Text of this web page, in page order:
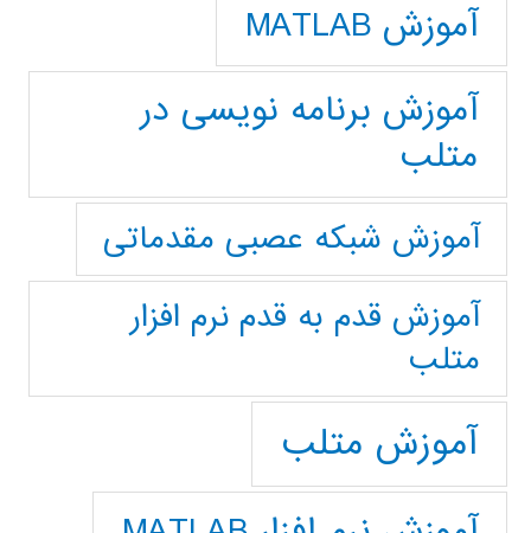
آموزش MATLAB
آموزش برنامه نویسی در
متلب
آموزش شبکه عصبی مقدماتی
آموزش قدم به قدم نرم افزار
متلب
آموزش متلب